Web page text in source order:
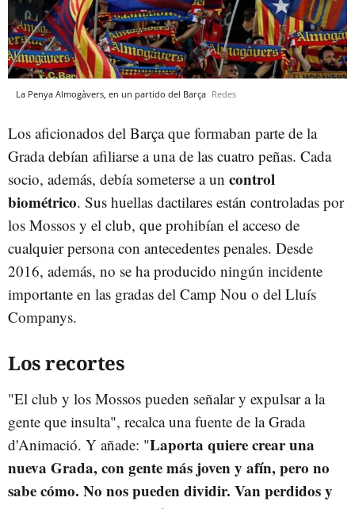
La Penya Almogàvers, en un partido del Barça Redes
Los aficionados del Barça que formaban parte de la
Grada debían afiliarse a una de las cuatro peñas. Cada
socio, además, debía someterse a un control
biométrico. Sus huellas dactilares están controladas por
los Mossos y el club, que prohibían el acceso de
cualquier persona con antecedentes penales. Desde
2016, además, no se ha producido ningún incidente
importante en las gradas del Camp Nou o del Lluís
Companys.
Los recortes
"El club y los Mossos pueden señalar y expulsar a la
gente que insulta", recalca una fuente de la Grada
d'Animació. Y añade: "Laporta quiere crear una
nueva Grada, con gente más joven y afín, pero no
sabe cómo. No nos pueden dividir. Van perdidos y